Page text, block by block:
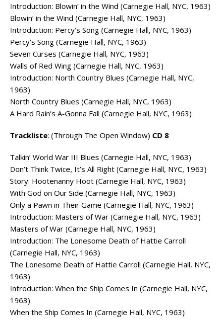
Introduction: Blowin’ in the Wind (Carnegie Hall, NYC, 1963)
Blowin‘ in the Wind (Carnegie Hall, NYC, 1963)
Introduction: Percy’s Song (Carnegie Hall, NYC, 1963)
Percy’s Song (Carnegie Hall, NYC, 1963)
Seven Curses (Carnegie Hall, NYC, 1963)
Walls of Red Wing (Carnegie Hall, NYC, 1963)
Introduction: North Country Blues (Carnegie Hall, NYC,
1963)
North Country Blues (Carnegie Hall, NYC, 1963)
A Hard Rain’s A-Gonna Fall (Carnegie Hall, NYC, 1963)
Trackliste: (Through The Open Window) CD 8
Talkin’ World War III Blues (Carnegie Hall, NYC, 1963)
Don’t Think Twice, It’s All Right (Carnegie Hall, NYC, 1963)
Story: Hootenanny Hoot (Carnegie Hall, NYC, 1963)
With God on Our Side (Carnegie Hall, NYC, 1963)
Only a Pawn in Their Game (Carnegie Hall, NYC, 1963)
Introduction: Masters of War (Carnegie Hall, NYC, 1963)
Masters of War (Carnegie Hall, NYC, 1963)
Introduction: The Lonesome Death of Hattie Carroll
(Carnegie Hall, NYC, 1963)
The Lonesome Death of Hattie Carroll (Carnegie Hall, NYC,
1963)
Introduction: When the Ship Comes In (Carnegie Hall, NYC,
1963)
When the Ship Comes In (Carnegie Hall, NYC, 1963)